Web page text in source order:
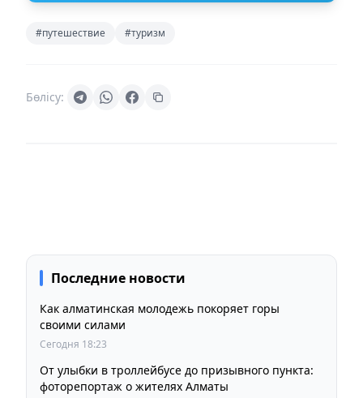
#путешествие #туризм
Бөлісу:
Последние новости
Как алматинская молодежь покоряет горы
своими силами
Сегодня 18:23
От улыбки в троллейбусе до призывного пункта:
фоторепортаж о жителях Алматы